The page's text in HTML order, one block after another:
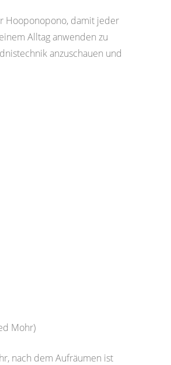
Hooponopono, damit jeder
Alltag anwenden zu
anzuschauen und
Mohr)
nach dem Aufräumen ist